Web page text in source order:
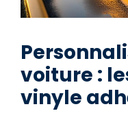
voiture :
vinyle